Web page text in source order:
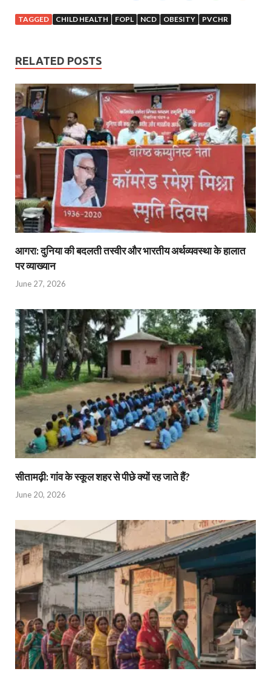
TAGGED CHILD HEALTH FOPL NCD OBESITY PVCHR
RELATED POSTS
आगरा: दुनिया की बदलती तस्वीर और भारतीय अर्थव्यवस्था के हालात
पर व्याख्यान
June 27, 2026
सीतामढ़ी: गांव के स्कूल शहर से पीछे क्यों रह जाते हैं?
June 20, 2026